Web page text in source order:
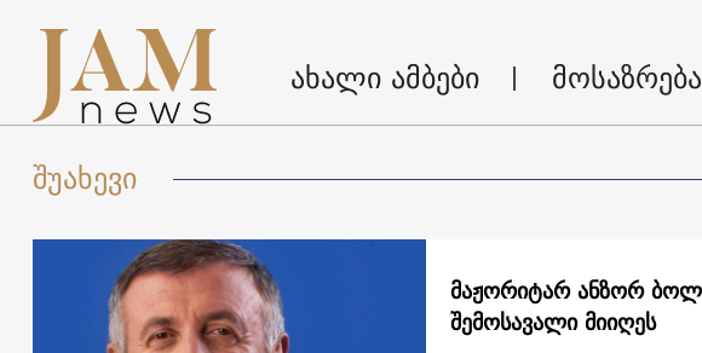
ახალი ამბები მოსაზრება
შუახევი
მაჟორიტარ ანზორ
შემოსავალი მიიღეს